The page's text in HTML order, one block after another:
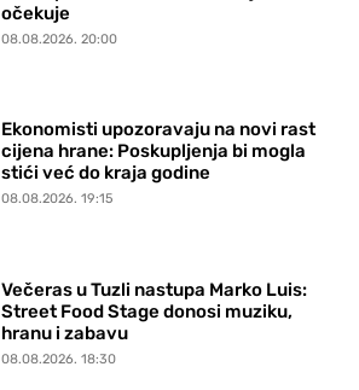
očekuje
08.08.2026. 20:00
Ekonomisti upozoravaju na novi rast
cijena hrane: Poskupljenja bi mogla
stići već do kraja godine
08.08.2026. 19:15
Večeras u Tuzli nastupa Marko Luis:
Street Food Stage donosi muziku,
hranu i zabavu
08.08.2026. 18:30